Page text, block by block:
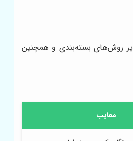
روش‌های بسته‌بندی و همچنین
معایب